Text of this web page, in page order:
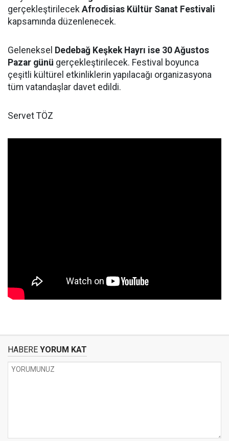
gerçekleştirilecek Afrodisias Kültür Sanat Festivali
kapsamında düzenlenecek.
Geleneksel Dedebağ Keşkek Hayrı ise 30 Ağustos
Pazar günü gerçekleştirilecek. Festival boyunca
çeşitli kültürel etkinliklerin yapılacağı organizasyona
tüm vatandaşlar davet edildi.
Servet TÖZ
HABERE YORUM KAT